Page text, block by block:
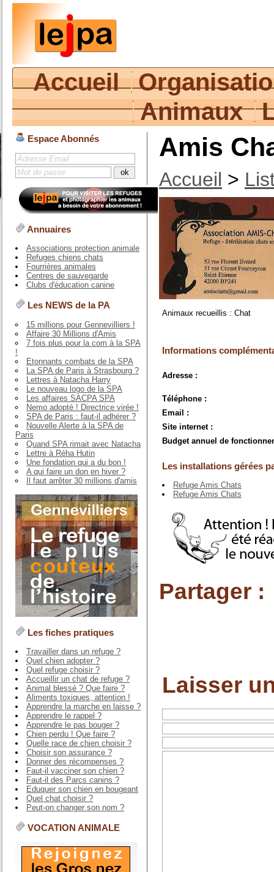
Accueil
Animaux
Espace Abonnés
Annuaires
Associations protection animale
Refuges chiens chats
Fourrières animales
Centres de sauvegarde
Clubs d'éducation canine
Les NEWS de la PA
15 millions pour Gennevilliers !
Affaire 30 Millions d'Amis
7 fois plus pour la com à la SPA
!
Etonnants combats de la SPA
La SPA de Paris à Strasbourg ?
Lettres à Natacha Harry
Le nouveau logo de la SPA
Les affaires SACPA SPA
Nemo adopté ! Directrice virée !
SPA de Paris : faut-il adhérer ?
Nouvelle Alerte à la SPA de
Paris
Quand SPA rimait avec Natacha
Lettre à Réha Hutin
Une fondation qui a du bon !
A qui faire un don en hiver ?
Il faut arrêter 30 millions d'amis
Les fiches pratiques
Travailler dans un refuge ?
Quel chien adopter ?
Quel refuge choisir ?
Accueillir un chat de refuge ?
Animal blessé ? Que faire ?
Aliments toxiques, attention !
Apprendre la marche en laisse ?
Apprendre le rappel ?
Apprendre le pas bouger ?
Chien perdu ! Que faire ?
Quelle race de chien choisir ?
Choisir son assurance ?
Donner des récompenses ?
Faut-il vacciner son chien ?
Faut-il des Parcs canins ?
Eduquer son chien en bougeant
Quel chat choisir ?
Peut-on changer son nom ?
VOCATION ANIMALE
Amis
Accueil >
Animaux recueillis : Chat
Informations
Adresse :
Téléphone :
Email :
Site internet :
Budget annuel de
Les installations gérées
Refuge Amis Chats
Refuge Amis Chats
Partager :
Laisser